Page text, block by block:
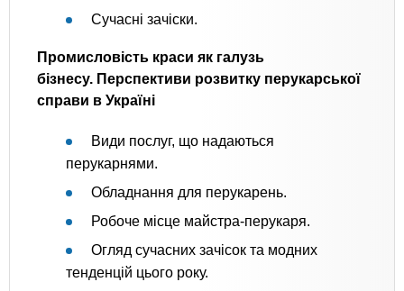
Сучасні зачіски.
Промисловість краси як галузь
бізнесу. Перспективи розвитку перукарської
справи в Україні
Види послуг, що надаються
перукарнями.
Обладнання для перукарень.
Робоче місце майстра-перукаря.
Огляд сучасних зачісок та модних
тенденцій цього року.